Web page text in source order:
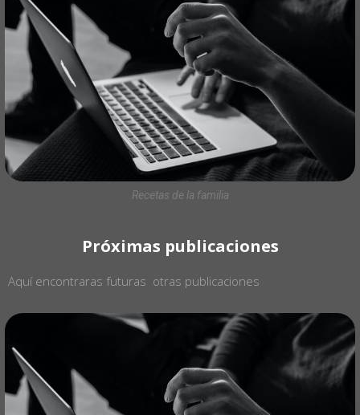
Recetas de la familia
Próximas publicaciones
Aquí encontraras futuras otras publicaciones